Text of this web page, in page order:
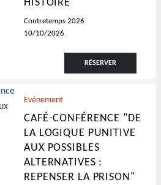
HISTOIRE
Contretemps 2026
10/10/2026
RÉSERVER
Evénement
CAFÉ-CONFÉRENCE "DE
LA LOGIQUE PUNITIVE
AUX POSSIBLES
ALTERNATIVES :
REPENSER LA PRISON"